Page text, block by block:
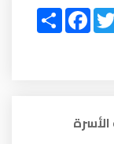
Share
Facebook